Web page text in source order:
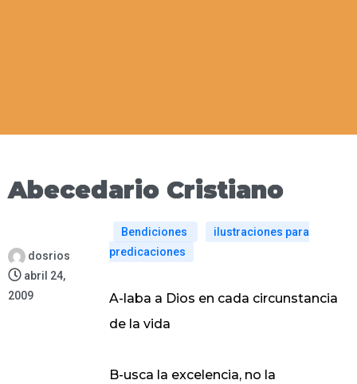
Abecedario Cristiano
dosrios
abril 24,
2009
Bendiciones
ilustraciones para
predicaciones
A-laba a Dios en cada circunstancia
de la vida
B-usca la excelencia, no la